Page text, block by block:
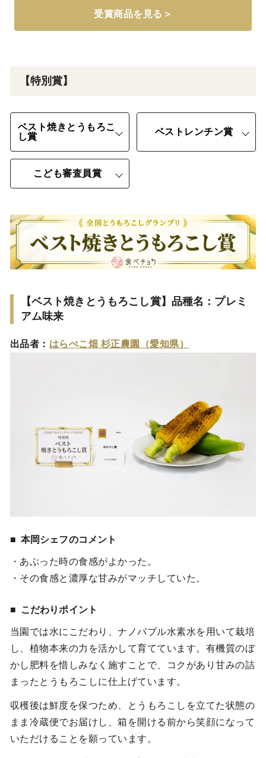
受賞商品を見る＞
【特別賞】
ベスト焼きとうもろこ
し賞
ベストレンチン賞
こども審査員賞
【ベスト焼きとうもろこし賞】品種名：プレミ
アム味来
出品者： はらぺこ畑 杉正農園（愛知県）
本岡シェフのコメント
・あぶった時の食感がよかった。
・その食感と濃厚な甘みがマッチしていた。
こだわりポイント
当園では水にこだわり、ナノバブル水素水を用いて栽培
し、植物本来の力を活かして育てています。有機質のぼ
かし肥料を惜しみなく施すことで、コクがあり甘みの詰
まったとうもろこしに仕上げています。
収穫後は鮮度を保つため、とうもろこしを立てた状態の
まま冷蔵便でお届けし、箱を開ける前から笑顔になって
いただけることを願っています。